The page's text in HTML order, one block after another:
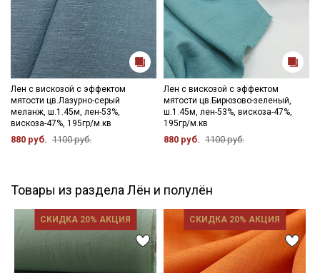
Лен с вискозой с эффектом
мятости цв.Лазурно-серый
меланж, ш.1.45м, лен-53%,
вискоза-47%, 195гр/м.кв
880 руб. 1100 руб.
Лен с вискозой с эффектом
мятости цв.Бирюзово-зеленый,
ш.1.45м, лен-53%, вискоза-47%,
195гр/м.кв
880 руб. 1100 руб.
Товары из раздела Лён и полулён
СКИДКА 20% АКЦИЯ СКИДКА 20% АКЦИЯ